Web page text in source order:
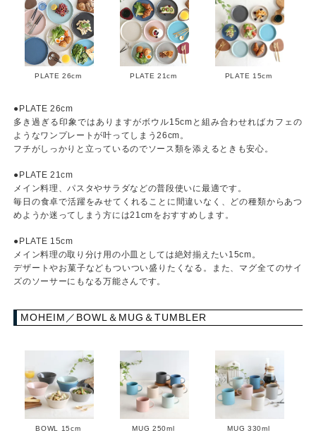
PLATE 26cm PLATE 21cm PLATE 15cm
●PLATE 26cm
多き過ぎる印象ではありますがボウル15cmと組み合わせればカフェの
ようなワンプレートが叶ってしまう26cm。
フチがしっかりと立っているのでソース類を添えるときも安心。
●PLATE 21cm
メイン料理、パスタやサラダなどの普段使いに最適です。
毎日の食卓で活躍をみせてくれることに間違いなく、どの種類からあつ
めようか迷ってしまう方には21cmをおすすめします。
●PLATE 15cm
メイン料理の取り分け用の小皿としては絶対揃えたい15cm。
デザートやお菓子などもついつい盛りたくなる。また、マグ全てのサイ
ズのソーサーにもなる万能さんです。
MOHEIM／BOWL＆MUG＆TUMBLER
BOWL 15cm MUG 250ml MUG 330ml